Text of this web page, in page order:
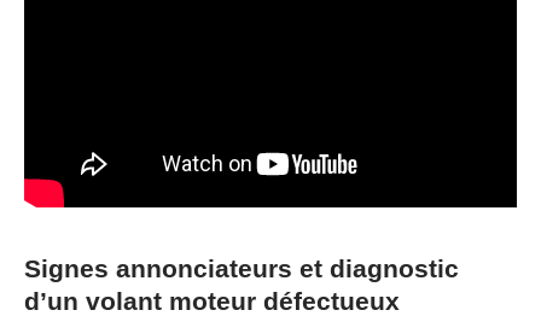
Signes annonciateurs et diagnostic
d’un volant moteur défectueux